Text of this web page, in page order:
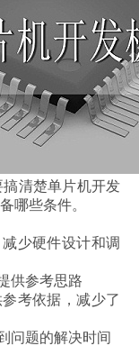
清楚单片机开发
哪些条件。
少硬件设计和调
供参考思路
考依据，减少了
题的解决时间